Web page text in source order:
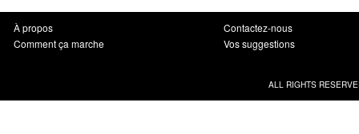
À propos
Comment ça marche
Contactez-nous
Vos suggestions
ALL RIGHTS